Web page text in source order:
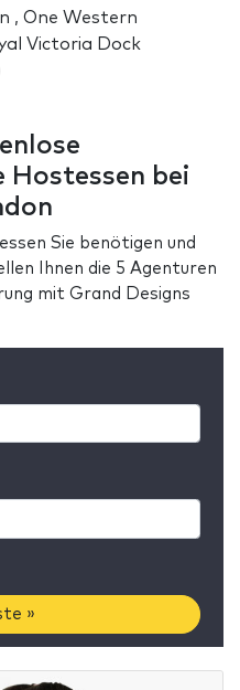
, One Western
Victoria Dock
Hostessen bei
Sie benötigen und
Ihnen die 5 Agenturen
mit Grand Designs
»